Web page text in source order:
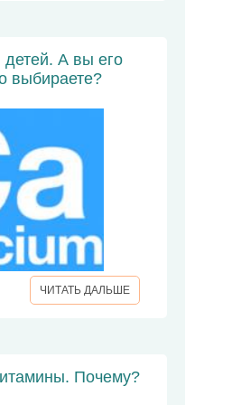
А вы его
выбираете?
ЧИТАТЬ ДАЛЬШЕ
Почему?